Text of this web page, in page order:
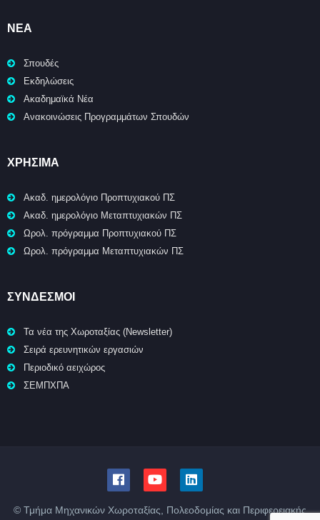
ΝΈΑ
Σπουδές
Εκδηλώσεις
Ακαδημαϊκά Νέα
Ανακοινώσεις Προγραμμάτων Σπουδών
ΧΡΉΣΙΜΑ
Ακαδ. ημερολόγιο Προπτυχιακού ΠΣ
Ακαδ. ημερολόγιο Μεταπτυχιακών ΠΣ
Ωρολ. πρόγραμμα Προπτυχιακού ΠΣ
Ωρολ. πρόγραμμα Μεταπτυχιακών ΠΣ
ΣΥΝΔΕΣΜΟΙ
Τα νέα της Χωροταξίας (Newsletter)
Σειρά ερευνητικών εργασιών
Περιοδικό αειχώρος
ΣΕΜΠΧΠΑ
© Τμήμα Μηχανικών Χωροταξίας, Πολεοδομίας και Περιφερειακής